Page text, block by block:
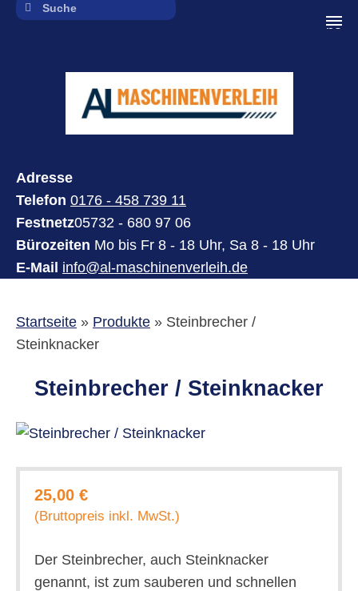
Adresse
Telefon 0176 - 458 739 11
Festnetz05732 - 680 97 06
Bürozeiten Mo bis Fr 8 - 18 Uhr, Sa 8 - 18 Uhr
E-Mail info@al-maschinenverleih.de
Startseite» Produkte» Steinbrecher /
Steinknacker
Steinbrecher / Steinknacker
25,00 €
(Bruttopreis inkl. MwSt.)
Der Steinbrecher, auch Steinknacker
genannt, ist zum sauberen und schnellen